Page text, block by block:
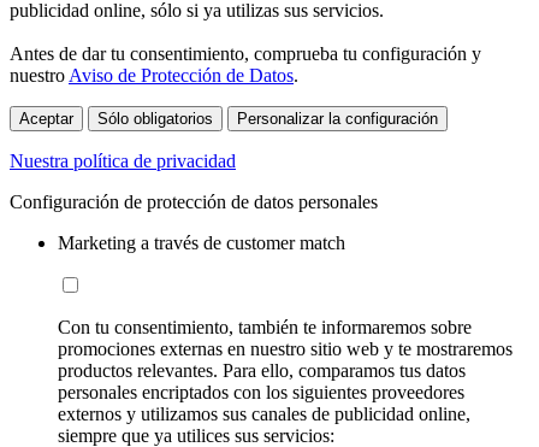
publicidad online, sólo si ya utilizas sus servicios.
Antes de dar tu consentimiento, comprueba tu configuración y
nuestro Aviso de Protección de Datos.
Aceptar Sólo obligatorios Personalizar la configuración
Nuestra política de privacidad
Configuración de protección de datos personales
Marketing a través de customer match
Con tu consentimiento, también te informaremos sobre
promociones externas en nuestro sitio web y te mostraremos
productos relevantes. Para ello, comparamos tus datos
personales encriptados con los siguientes proveedores
externos y utilizamos sus canales de publicidad online,
siempre que ya utilices sus servicios: